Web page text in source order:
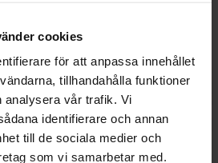
cookies
för att anpassa innehållet
tillhandahålla funktioner
analysera vår trafik. Vi
identifierare och annan
till de sociala medier och
som vi samarbetar med.